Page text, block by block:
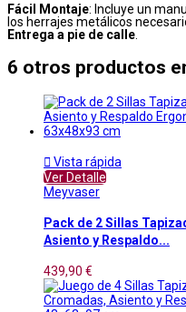
Fácil Montaje: Incluye un
los herrajes metálicos
Entrega a pie de calle
6 otros productos
 Vista rápida
Ver Detalle
Meyvaser
Pack de 2 Sillas
Asiento y Respaldo...
439,90 €